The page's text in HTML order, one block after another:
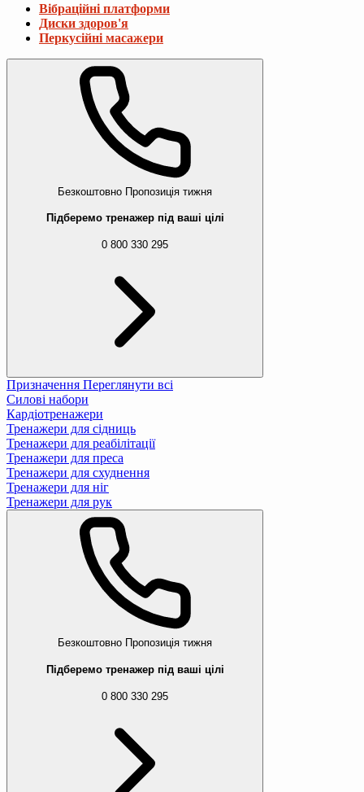
Вібраційні платформи
Диски здоров'я
Перкусійні масажери
Безкоштовно Пропозиція тижня
Підберемо тренажер під ваші цілі
0 800 330 295
Призначення Переглянути всі
Силові набори
Кардіотренажери
Тренажери для сідниць
Тренажери для реабілітації
Тренажери для преса
Тренажери для схуднення
Тренажери для ніг
Тренажери для рук
Безкоштовно Пропозиція тижня
Підберемо тренажер під ваші цілі
0 800 330 295